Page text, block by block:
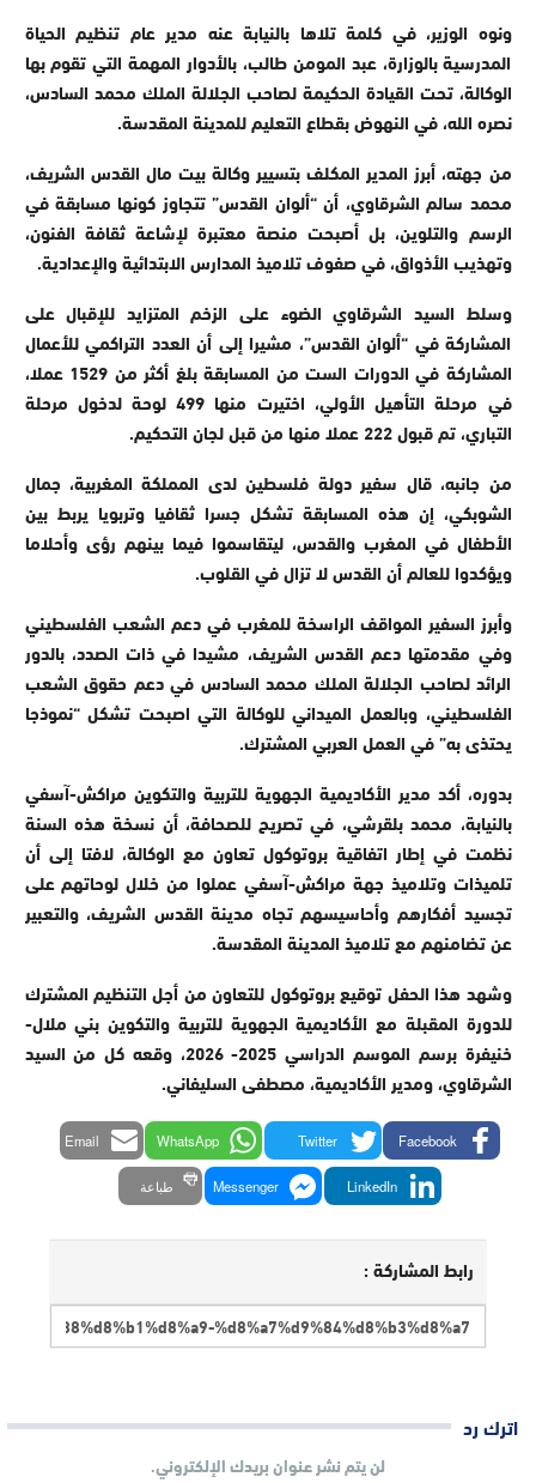
ونوه الوزير، في كلمة تلاها بالنيابة عنه مدير عام تنظيم الحياة
المدرسية بالوزارة، عبد المومن طالب، بالأدوار المهمة التي تقوم بها
الوكالة، تحت القيادة الحكيمة لصاحب الجلالة الملك محمد السادس،
نصره الله، في النهوض بقطاع التعليم للمدينة المقدسة.
من جهته، أبرز المدير المكلف بتسيير وكالة بيت مال القدس الشريف،
محمد سالم الشرقاوي، أن “ألوان القدس” تتجاوز كونها مسابقة في
الرسم والتلوين، بل أصبحت منصة معتبرة لإشاعة ثقافة الفنون،
وتهذيب الأذواق، في صفوف تلاميذ المدارس الابتدائية والإعدادية.
وسلط السيد الشرقاوي الضوء على الزخم المتزايد للإقبال على
المشاركة في “ألوان القدس”، مشيرا إلى أن العدد التراكمي للأعمال
المشاركة في الدورات الست من المسابقة بلغ أكثر من 1529 عملا،
في مرحلة التأهيل الأولي، اختيرت منها 499 لوحة لدخول مرحلة
التباري، تم قبول 222 عملا منها من قبل لجان التحكيم.
من جانبه، قال سفير دولة فلسطين لدى المملكة المغربية، جمال
الشوبكي، إن هذه المسابقة تشكل جسرا ثقافيا وتربويا يربط بين
الأطفال في المغرب والقدس، ليتقاسموا فيما بينهم رؤى وأحلاما
ويؤكدوا للعالم أن القدس لا تزال في القلوب.
وأبرز السفير المواقف الراسخة للمغرب في دعم الشعب الفلسطيني
وفي مقدمتها دعم القدس الشريف، مشيدا في ذات الصدد، بالدور
الرائد لصاحب الجلالة الملك محمد السادس في دعم حقوق الشعب
الفلسطيني، وبالعمل الميداني للوكالة التي اصبحت تشكل “نموذجا
يحتذى به” في العمل العربي المشترك.
بدوره، أكد مدير الأكاديمية الجهوية للتربية والتكوين مراكش-آسفي
بالنيابة، محمد بلقرشي، في تصريح للصحافة، أن نسخة هذه السنة
نظمت في إطار اتفاقية بروتوكول تعاون مع الوكالة، لافتا إلى أن
تلميذات وتلاميذ جهة مراكش-آسفي عملوا من خلال لوحاتهم على
تجسيد أفكارهم وأحاسيسهم تجاه مدينة القدس الشريف، والتعبير
عن تضامنهم مع تلاميذ المدينة المقدسة.
وشهد هذا الحفل توقيع بروتوكول للتعاون من أجل التنظيم المشترك
للدورة المقبلة مع الأكاديمية الجهوية للتربية والتكوين بني ملال-
خنيفرة برسم الموسم الدراسي 2025- 2026، وقعه كل من السيد
الشرقاوي، ومدير الأكاديمية، مصطفى السليفاني.
Facebook
Twitter
WhatsApp
Email
LinkedIn
Messenger طباعة
رابط المشاركة :
اترك رد
لن يتم نشر عنوان بريدك الإلكتروني.